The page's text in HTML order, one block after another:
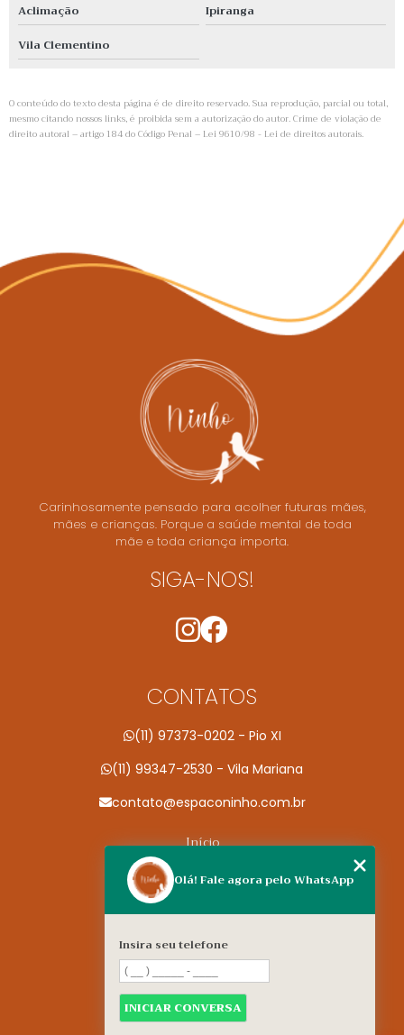
Aclimação
Ipiranga
Vila Clementino
O conteúdo do texto desta página é de direito reservado. Sua reprodução, parcial ou total,
mesmo citando nossos links, é proibida sem a autorização do autor. Crime de violação de
direito autoral – artigo 184 do Código Penal – Lei 9610/98 - Lei de direitos autorais.
Carinhosamente pensado para acolher futuras mães,
mães e crianças. Porque a saúde mental de toda
mãe e toda criança importa.
SIGA-NOS!
CONTATOS
(11) 97373-0202 - Pio XI
(11) 99347-2530 - Vila Mariana
contato@espaconinho.com.br
Início
Conheça a Espaço Ninho
Especialidades
Contato
Nossas unidades
Informações
Olá! Fale agora pelo WhatsApp
Insira seu telefone
INICIAR CONVERSA